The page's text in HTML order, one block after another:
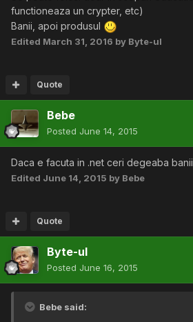
functioneaza un crypter, etc)
Banii, apoi produsul
Edited March 31, 2016 by Byte-ul
Quote
Bebe
Posted June 14, 2015
Daca e facuta in .net ceri degeaba
Edited June 14, 2015 by Bebe
Quote
Byte-ul
Posted June 16, 2015
Bebe said: